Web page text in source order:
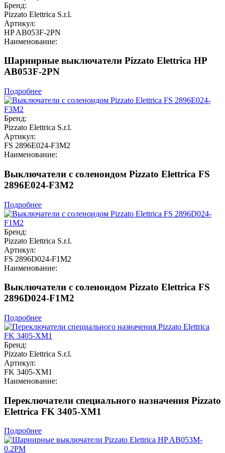
Бренд:
Pizzato Elettrica S.r.l.
Артикул:
HP AB053F-2PN
Наименование:
Шарнирные выключатели Pizzato Elettrica HP
AB053F-2PN
Подробнее
Бренд:
Pizzato Elettrica S.r.l.
Артикул:
FS 2896E024-F3M2
Наименование:
Выключатели с соленоидом Pizzato Elettrica FS
2896E024-F3M2
Подробнее
Бренд:
Pizzato Elettrica S.r.l.
Артикул:
FS 2896D024-F1M2
Наименование:
Выключатели с соленоидом Pizzato Elettrica FS
2896D024-F1M2
Подробнее
Бренд:
Pizzato Elettrica S.r.l.
Артикул:
FK 3405-XM1
Наименование:
Переключатели специального назначения Pizzato
Elettrica FK 3405-XM1
Подробнее